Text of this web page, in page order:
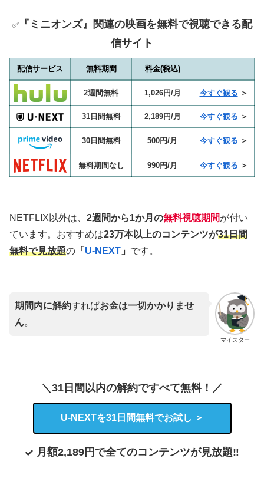
✅『ミニオンズ』関連の映画を無料で視聴できる配
信サイト
配信サービス 無料期間 料金(税込)
2週間無料 1,026円/月 今すぐ観る ＞
31日間無料 2,189円/月 今すぐ観る ＞
30日間無料 500円/月 今すぐ観る ＞
無料期間なし 990円/月 今すぐ観る ＞
NETFLIX以外は、 2週間から1か月の無料視聴期間が付い
ています。おすすめは23万本以上のコンテンツが31日間
無料で見放題の 「 U-NEXT 」 です。
マイスター
期間内に解約すればお金は一切かかりませ
ん。
＼31日間以内の解約ですべて無料！／
U-NEXTを31日間無料でお試し ＞
月額2,189円で全てのコンテンツが見放題‼